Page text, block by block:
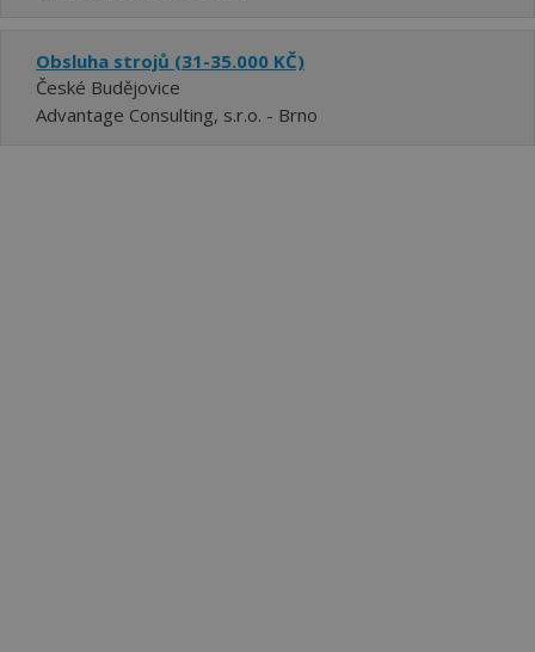
Obsluha strojů (31-35.000 KČ)
České Budějovice
Advantage Consulting, s.r.o. - Brno